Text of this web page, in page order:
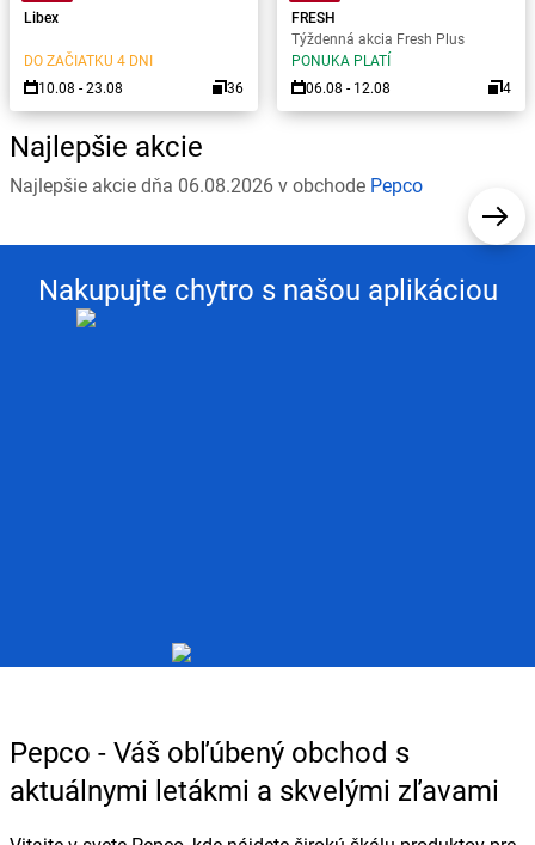
Libex
DO ZAČIATKU 4 DNI
10.08 - 23.08
36
FRESH
Týždenná akcia Fresh Plus
PONUKA PLATÍ
06.08 - 12.08
4
Najlepšie akcie
Najlepšie akcie dňa 06.08.2026 v obchode Pepco
Nakupujte chytro s našou aplikáciou
Pepco - Váš obľúbený obchod s
aktuálnymi letákmi a skvelými zľavami